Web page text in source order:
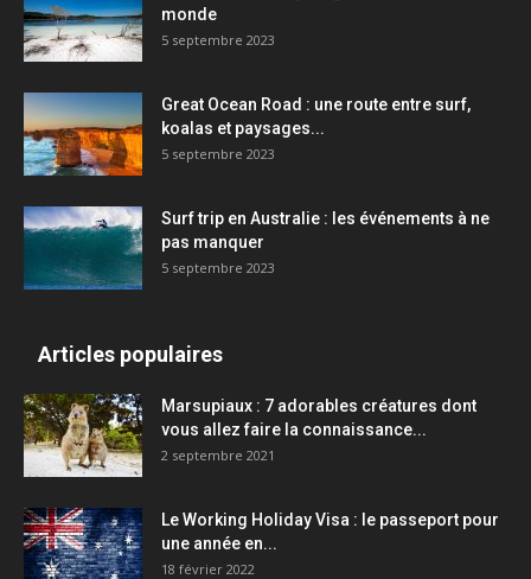
monde
5 septembre 2023
Great Ocean Road : une route entre surf,
koalas et paysages...
5 septembre 2023
Surf trip en Australie : les événements à ne
pas manquer
5 septembre 2023
Articles populaires
Marsupiaux : 7 adorables créatures dont
vous allez faire la connaissance...
2 septembre 2021
Le Working Holiday Visa : le passeport pour
une année en...
18 février 2022